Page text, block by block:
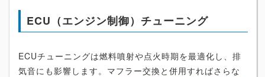
ECU（エンジン制御）チューニング
ECUチューニングは燃料噴射や点火時期を最適化し、排
気音にも影響します。マフラー交換と併用すればさらな